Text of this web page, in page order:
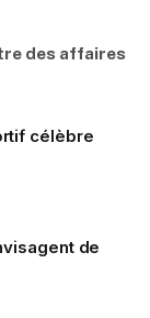
des affaires
célèbre
de